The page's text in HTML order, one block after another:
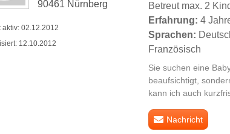
90461 Nürnberg
aktiv: 02.12.2012
12.10.2012
Betreut max. 2
Erfahrung: 4
Sprachen:
Französisch
Sie suchen eine
beaufsichtigt,
kann ich auch
Nachricht